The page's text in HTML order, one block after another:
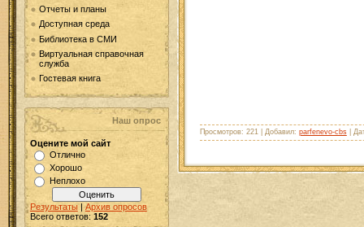
Отчеты и планы
Доступная среда
Библиотека в СМИ
Виртуальная справочная
служба
Гостевая книга
Наш опрос
Оцените мой сайт
Отлично
Хорошо
Неплохо
Результаты | Архив опросов
Всего ответов: 152
Просмотров: 221 | Добавил: parfenevo-cbs|